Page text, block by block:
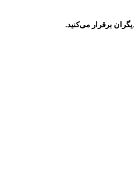
برقرار می‌کنید.